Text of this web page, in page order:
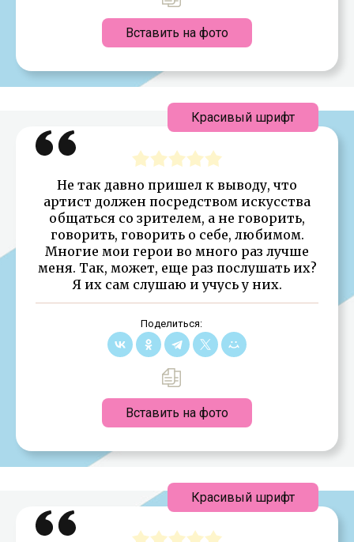
Вставить на фото
Не так давно пришел к выводу, что
артист должен посредством искусства
общаться со зрителем, а не говорить,
говорить, говорить о себе, любимом.
Многие мои герои во много раз лучше
меня. Так, может, еще раз послушать их?
Я их сам слушаю и учусь у них.
Поделиться:
Вставить на фото
Красивый шрифт
Красивый шрифт